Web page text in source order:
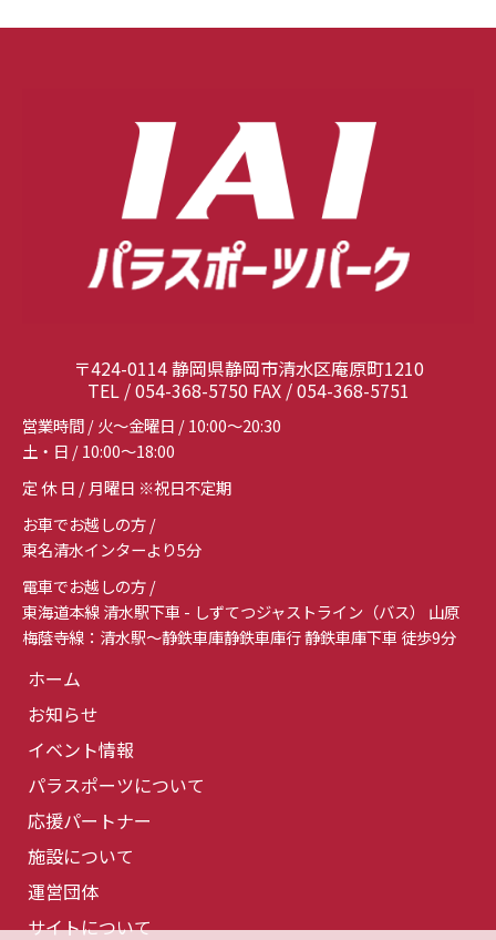
〒424-0114 静岡県静岡市清水区庵原町1210
TEL / 054-368-5750 FAX / 054-368-5751
営業時間 / 火～金曜日 / 10:00～20:30
土・日 / 10:00～18:00
定 休 日 / 月曜日 ※祝日不定期
お車でお越しの方 /
東名清水インターより5分
電車でお越しの方 /
東海道本線 清水駅下車 - しずてつジャストライン（バス） 山原
梅蔭寺線：清水駅～静鉄車庫静鉄車庫行 静鉄車庫下車 徒歩9分
ホーム
お知らせ
イベント情報
パラスポーツについて
応援パートナー
施設について
運営団体
サイトについて